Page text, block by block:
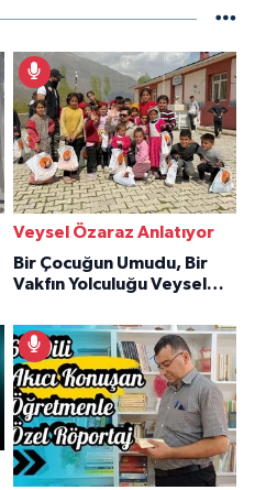
Veysel Özaraz Anlatıyor
Bir Çocuğun Umudu, Bir
Vakfın Yolculuğu Veysel